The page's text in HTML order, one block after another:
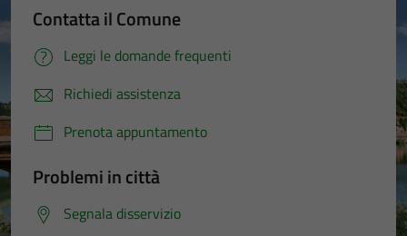
Contatta il Comune
Leggi le domande frequenti
Richiedi assistenza
Prenota appuntamento
Problemi in città
Segnala disservizio